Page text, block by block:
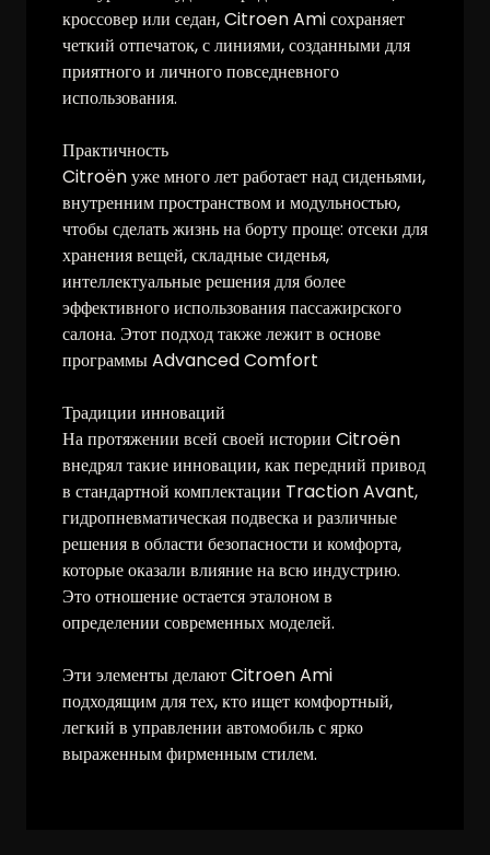
кроссовер или седан, Citroen Ami сохраняет
четкий отпечаток, с линиями, созданными для
приятного и личного повседневного
использования.
Практичность
Citroën уже много лет работает над сиденьями,
внутренним пространством и модульностью,
чтобы сделать жизнь на борту проще: отсеки для
хранения вещей, складные сиденья,
интеллектуальные решения для более
эффективного использования пассажирского
салона. Этот подход также лежит в основе
программы Advanced Comfort
Традиции инноваций
На протяжении всей своей истории Citroën
внедрял такие инновации, как передний привод
в стандартной комплектации Traction Avant,
гидропневматическая подвеска и различные
решения в области безопасности и комфорта,
которые оказали влияние на всю индустрию.
Это отношение остается эталоном в
определении современных моделей.
Эти элементы делают Citroen Ami
подходящим для тех, кто ищет комфортный,
легкий в управлении автомобиль с ярко
выраженным фирменным стилем.